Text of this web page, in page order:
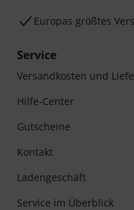
Europas größtes
Service
Versandkosten und
Hilfe-Center
Gutscheine
Kontakt
Ladengeschäft
Service im Überblick